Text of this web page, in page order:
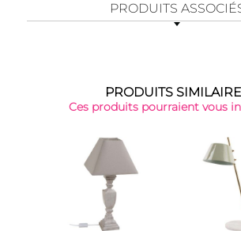
PRODUITS
PRODUITS
Ces produits pourraient vous